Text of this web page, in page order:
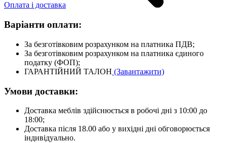
Оплата і доставка
Варіанти оплати:
За безготівковим розрахунком на платника ПДВ;
За безготівковим розрахунком на платника єдиного
податку (ФОП);
ГАРАНТІЙНИЙ ТАЛОН (Завантажити)
Умови доставки:
Доставка меблів здійснюється в робочі дні з 10:00 до
18:00;
Доставка після 18.00 або у вихідні дні обговорюється
індивідуально.